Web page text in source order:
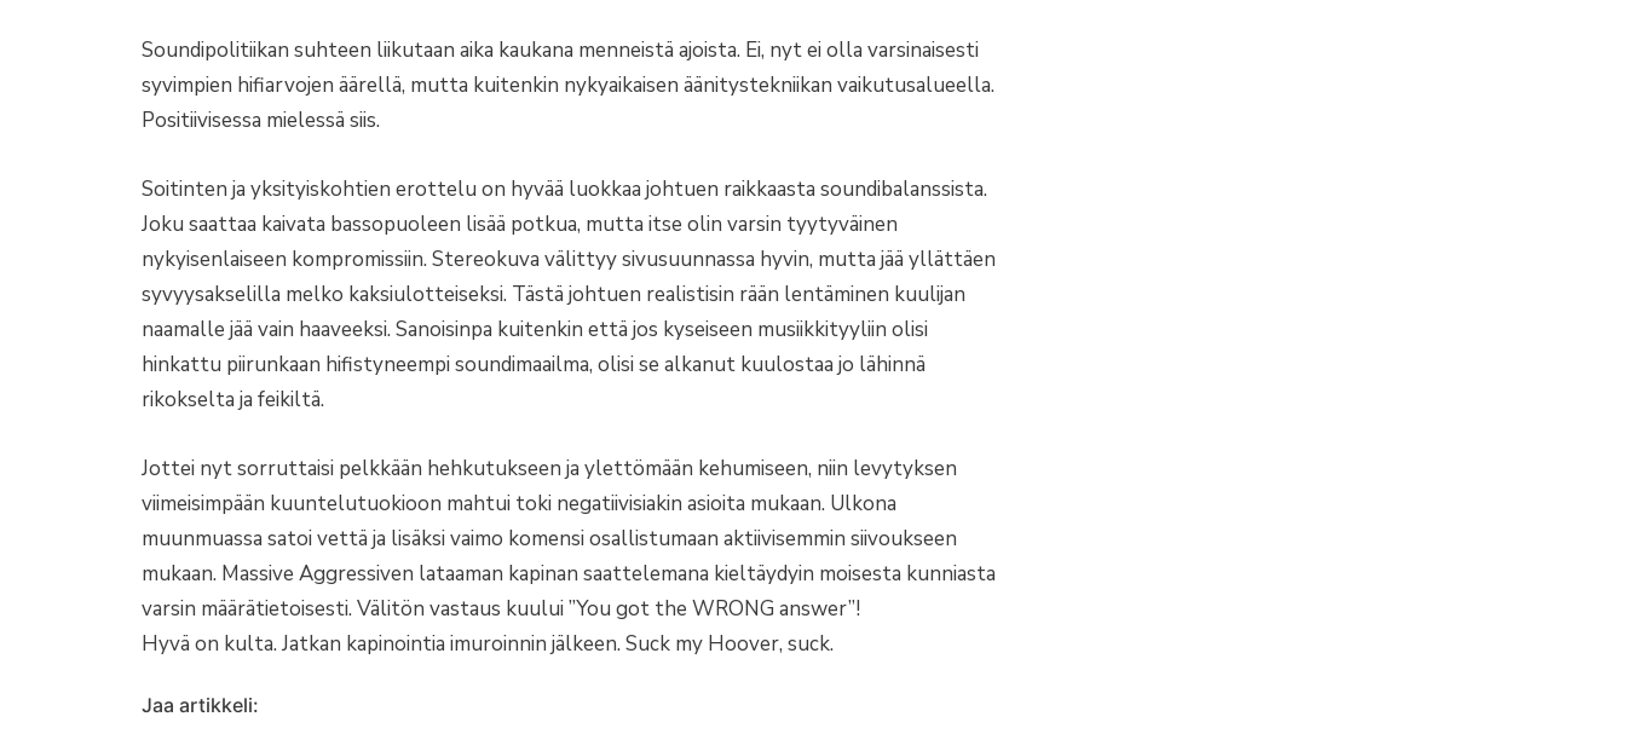
Soundipolitiikan suhteen liikutaan aika kaukana menneistä ajoista. Ei, nyt ei olla varsinaisesti
syvimpien hifiarvojen äärellä, mutta kuitenkin nykyaikaisen äänitystekniikan vaikutusalueella.
Positiivisessa mielessä siis.
Soitinten ja yksityiskohtien erottelu on hyvää luokkaa johtuen raikkaasta soundibalanssista.
Joku saattaa kaivata bassopuoleen lisää potkua, mutta itse olin varsin tyytyväinen
nykyisenlaiseen kompromissiin. Stereokuva välittyy sivusuunnassa hyvin, mutta jää yllättäen
syvyysakselilla melko kaksiulotteiseksi. Tästä johtuen realistisin rään lentäminen kuulijan
naamalle jää vain haaveeksi. Sanoisinpa kuitenkin että jos kyseiseen musiikkityyliin olisi
hinkattu piirunkaan hifistyneempi soundimaailma, olisi se alkanut kuulostaa jo lähinnä
rikokselta ja feikiltä.
Jottei nyt sorruttaisi pelkkään hehkutukseen ja ylettömään kehumiseen, niin levytyksen
viimeisimpään kuuntelutuokioon mahtui toki negatiivisiakin asioita mukaan. Ulkona
muunmuassa satoi vettä ja lisäksi vaimo komensi osallistumaan aktiivisemmin siivoukseen
mukaan. Massive Aggressiven lataaman kapinan saattelemana kieltäydyin moisesta kunniasta
varsin määrätietoisesti. Välitön vastaus kuului ”You got the WRONG answer”!
Hyvä on kulta. Jatkan kapinointia imuroinnin jälkeen. Suck my Hoover, suck.
Jaa artikkeli: